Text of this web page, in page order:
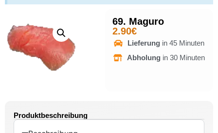
69. Maguro
2.90€
Lieferung in 45 Minuten
Abholung in 30 Minuten
Produktbeschreibung